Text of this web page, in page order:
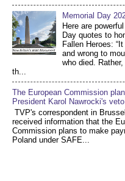
Memorial Day
Here are
Day quotes to
Fallen Heroes:
and wrong to
who died.
th...
The European Commission
President Karol Nawrocki's veto
TVP's correspondent in
received information that the
Commission plans to make
Poland under SAFE...